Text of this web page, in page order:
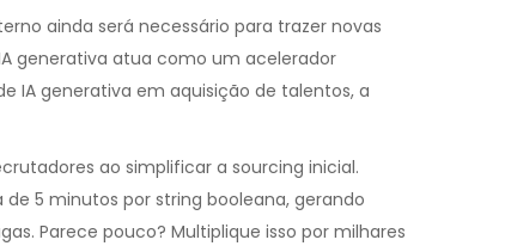
ainda será necessário para trazer novas
generativa atua como um acelerador
IA generativa em aquisição de talentos, a
ao simplificar a sourcing inicial.
5 minutos por string booleana, gerando
Parece pouco? Multiplique isso por milhares